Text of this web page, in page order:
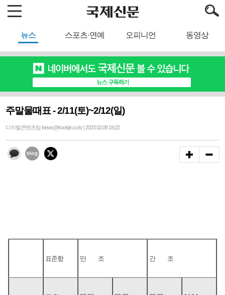
뉴스 스포츠·연예 오피니언 동영상
주말물때표 - 2/11(토)~2/12(일)
디지털콘텐츠팀 inews@kookje.co.kr | 2023.02.08 19:22
표준항 만 조 간 조